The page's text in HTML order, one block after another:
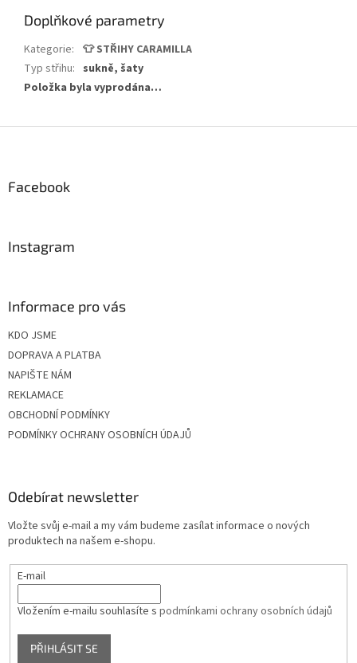
Doplňkové parametry
Kategorie: 👕 STŘIHY CARAMILLA
Typ střihu: sukně, šaty
Položka byla vyprodána…
Facebook
Instagram
Informace pro vás
KDO JSME
DOPRAVA A PLATBA
NAPIŠTE NÁM
REKLAMACE
OBCHODNÍ PODMÍNKY
PODMÍNKY OCHRANY OSOBNÍCH ÚDAJŮ
Odebírat newsletter
Vložte svůj e-mail a my vám budeme zasílat informace o nových
produktech na našem e-shopu.
E-mail
Vložením e-mailu souhlasíte s podmínkami ochrany osobních údajů
PŘIHLÁSIT SE